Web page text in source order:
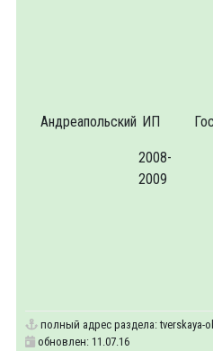
Андреапольский ИП
2008-
2009
полный адрес раздела:tverskaya-
обновлен: 11.07.16